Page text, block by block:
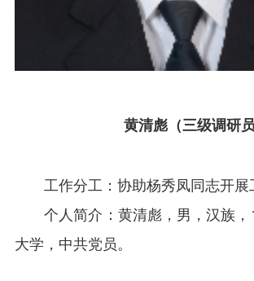
黄清彪（三级调研员
工作分工： 协助杨秀凤同志开展
个人简介：黄清彪，男，汉族，
大学，中共党员。